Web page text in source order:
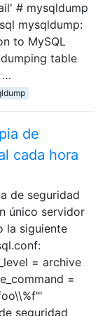
# mysqldump
mysqldump:
to MySQL
table
…
de
cada hora
de seguridad
único servidor
la siguiente
= archive
=
seguridad